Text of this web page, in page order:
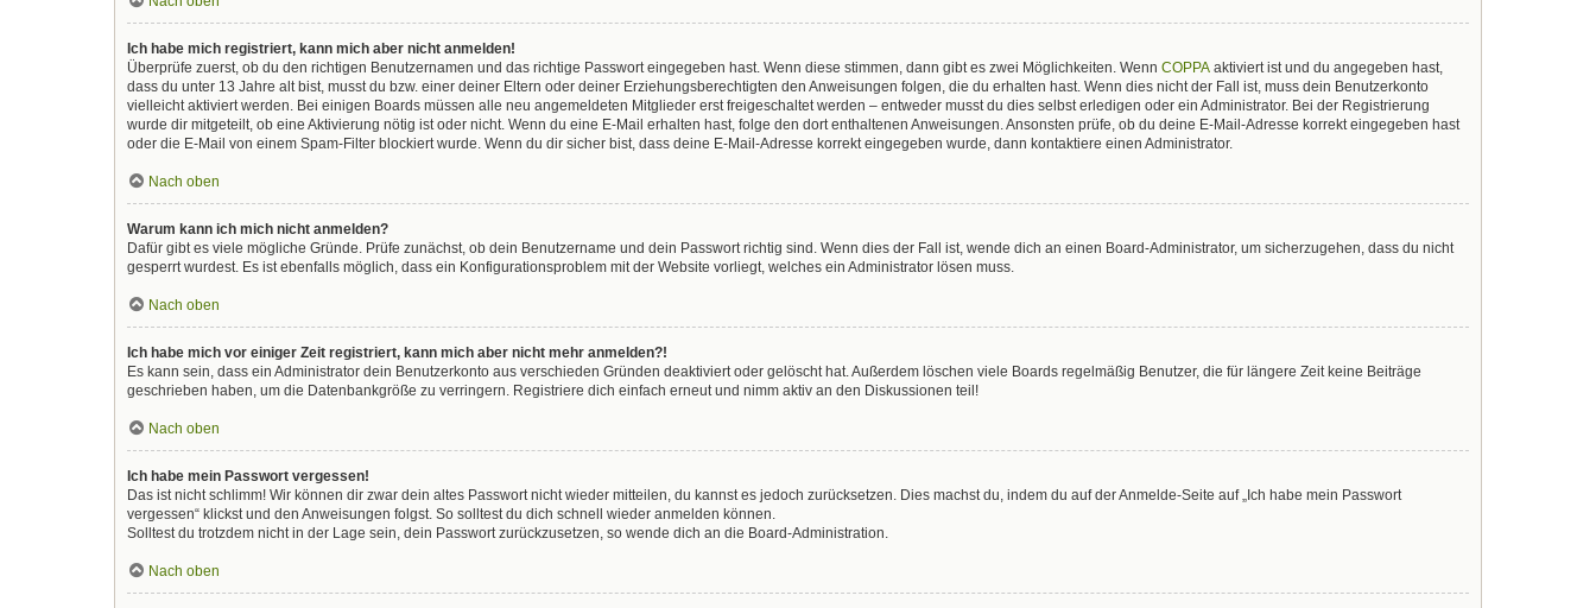
Ich habe mich registriert, kann mich aber nicht anmelden!
Überprüfe zuerst, ob du den richtigen Benutzernamen und das richtige Passwort eingegeben hast. Wenn diese stimmen, dann gibt es zwei Möglichkeiten. Wenn COPPA aktiviert ist und du angegeben hast,
dass du unter 13 Jahre alt bist, musst du bzw. einer deiner Eltern oder deiner Erziehungsberechtigten den Anweisungen folgen, die du erhalten hast. Wenn dies nicht der Fall ist, muss dein Benutzerkonto
vielleicht aktiviert werden. Bei einigen Boards müssen alle neu angemeldeten Mitglieder erst freigeschaltet werden – entweder musst du dies selbst erledigen oder ein Administrator. Bei der Registrierung
wurde dir mitgeteilt, ob eine Aktivierung nötig ist oder nicht. Wenn du eine E-Mail erhalten hast, folge den dort enthaltenen Anweisungen. Ansonsten prüfe, ob du deine E-Mail-Adresse korrekt eingegeben hast
oder die E-Mail von einem Spam-Filter blockiert wurde. Wenn du dir sicher bist, dass deine E-Mail-Adresse korrekt eingegeben wurde, dann kontaktiere einen Administrator.
Nach oben
Warum kann ich mich nicht anmelden?
Dafür gibt es viele mögliche Gründe. Prüfe zunächst, ob dein Benutzername und dein Passwort richtig sind. Wenn dies der Fall ist, wende dich an einen Board-Administrator, um sicherzugehen, dass du nicht
gesperrt wurdest. Es ist ebenfalls möglich, dass ein Konfigurationsproblem mit der Website vorliegt, welches ein Administrator lösen muss.
Nach oben
Ich habe mich vor einiger Zeit registriert, kann mich aber nicht mehr anmelden?!
Es kann sein, dass ein Administrator dein Benutzerkonto aus verschieden Gründen deaktiviert oder gelöscht hat. Außerdem löschen viele Boards regelmäßig Benutzer, die für längere Zeit keine Beiträge
geschrieben haben, um die Datenbankgröße zu verringern. Registriere dich einfach erneut und nimm aktiv an den Diskussionen teil!
Nach oben
Ich habe mein Passwort vergessen!
Das ist nicht schlimm! Wir können dir zwar dein altes Passwort nicht wieder mitteilen, du kannst es jedoch zurücksetzen. Dies machst du, indem du auf der Anmelde-Seite auf „Ich habe mein Passwort
vergessen“ klickst und den Anweisungen folgst. So solltest du dich schnell wieder anmelden können.
Solltest du trotzdem nicht in der Lage sein, dein Passwort zurückzusetzen, so wende dich an die Board-Administration.
Nach oben